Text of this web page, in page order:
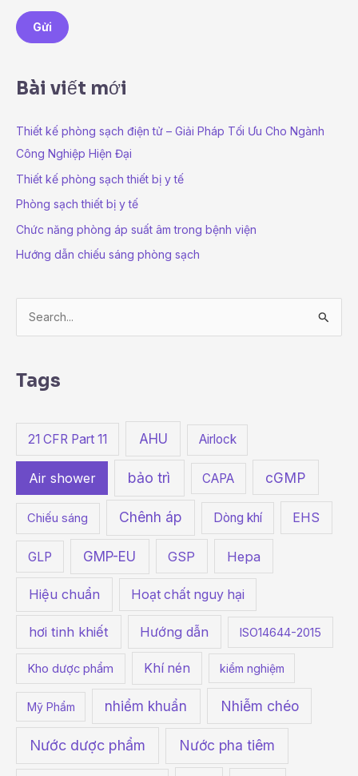
a
i
*
Gửi
Bài viết mới
Thiết kế phòng sạch điện tử – Giải Pháp Tối Ưu Cho Ngành
Công Nghiệp Hiện Đại
Thiết kế phòng sạch thiết bị y tế
Phòng sạch thiết bị y tế
Chức năng phòng áp suất âm trong bệnh viện
Hướng dẫn chiếu sáng phòng sạch
f
r
Tags
21 CFR Part 11 AHU Airlock
Air shower bảo trì CAPA cGMP
Chiếu sáng Chênh áp Dòng khí EHS
GLP GMP-EU GSP Hepa
Hiệu chuẩn Hoạt chất nguy hại
hơi tinh khiết Hướng dẫn ISO14644-2015
Kho dược phẩm Khí nén kiểm nghiệm
Mỹ Phẩm nhiểm khuẩn Nhiễm chéo
Nước dược phẩm Nước pha tiêm